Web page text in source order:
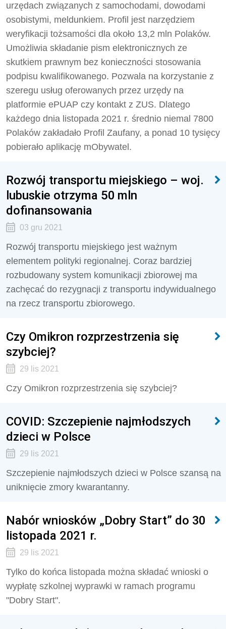
urzędach związanych z samochodami, dowodami
osobistymi, meldunkiem. Profil jest narzędziem
weryfikacji tożsamości dla około 13,2 mln Polaków.
Umożliwia składanie pism elektronicznych ze
skutkiem prawnym bez konieczności stosowania
podpisu kwalifikowanego. Pozwala na korzystanie z
szeregu usług oferowanych przez urzędy na
platformie ePUAP czy kontakt z ZUS. Dlatego
każdego dnia listopada 2021 r. średnio niemal 7800
Polaków zakładało Profil Zaufany, a ponad 10 tysięcy
pobierało aplikację mObywatel.
Rozwój transportu miejskiego – woj.
lubuskie otrzyma 50 mln
dofinansowania
03 gru 2021
Rozwój transportu miejskiego jest ważnym
elementem polityki regionalnej. Coraz bardziej
rozbudowany system komunikacji zbiorowej ma
zachęcać do rezygnacji z transportu indywidualnego
na rzecz transportu zbiorowego.
Czy Omikron rozprzestrzenia się
szybciej?
29 lis 2021
Czy Omikron rozprzestrzenia się szybciej?
COVID: Szczepienie najmłodszych
dzieci w Polsce
29 lis 2021
Szczepienie najmłodszych dzieci w Polsce szansą na
uniknięcie zmory kwarantanny.
Nabór wniosków „Dobry Start” do 30
listopada 2021 r.
29 lis 2021
Tylko do końca listopada można składać wnioski o
wypłatę szkolnej wyprawki w ramach programu
"Dobry Start".